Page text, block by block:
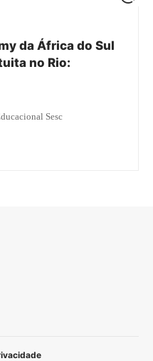
da África do Sul
no Rio:
Sesc